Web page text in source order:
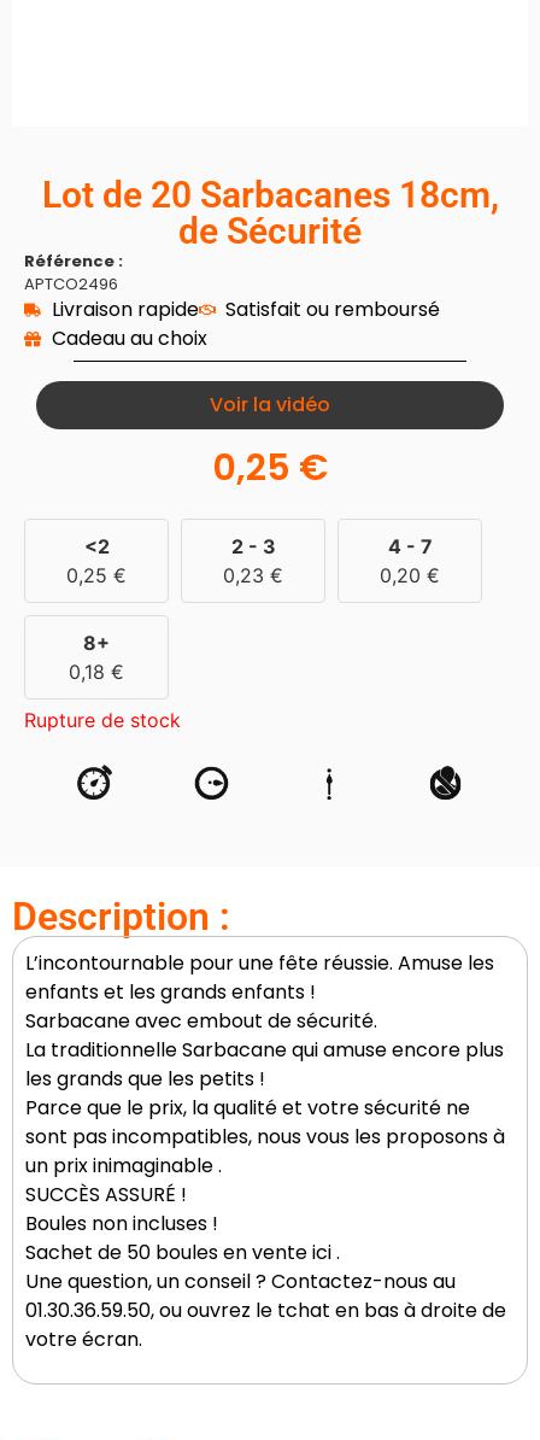
Lot de 20 Sarbacanes 18cm,
de Sécurité
Référence :
APTCO2496
Livraison rapide
Satisfait ou remboursé
Cadeau au choix
Voir la vidéo
0,25 €
<2
0,25 €
2 - 3
0,23 €
4 - 7
0,20 €
8+
0,18 €
Rupture de stock
Description :
L’incontournable pour une fête réussie. Amuse les
enfants et les grands enfants !
Sarbacane avec embout de sécurité.
La traditionnelle Sarbacane qui amuse encore plus
les grands que les petits !
Parce que le prix, la qualité et votre sécurité ne
sont pas incompatibles, nous vous les proposons à
un prix inimaginable .
SUCCÈS ASSURÉ !
Boules non incluses !
Sachet de 50 boules en vente ici .
Une question, un conseil ? Contactez-nous au
01.30.36.59.50, ou ouvrez le tchat en bas à droite de
votre écran.